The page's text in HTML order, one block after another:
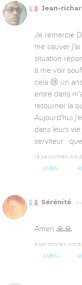
Jean-
Je remercie
me sauver
situation
à me voir
cela 😢 un
entré dans
retourner la
Aujourd'hui
dans leurs
serviteur
14 personnes ont
AMEN
Sérénité Il
Amen 🙏🙏
4 personnes ont
AMEN